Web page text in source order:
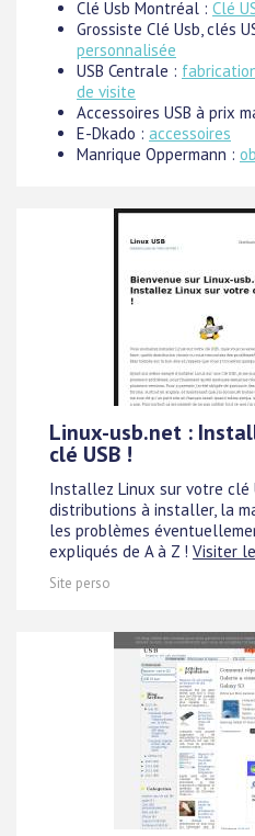
Clé Usb Montréal : Clé
Grossiste Clé Usb, clés
personnalisée
USB Centrale :
de visite
Accessoires USB à prix
E-Dkado : accessoires
Manrique Oppermann :
Linux-usb.net :
clé USB !
Installez Linux sur votre clé
distributions à installer, la
les problèmes
expliqués de A à Z ! Visiter
Site perso